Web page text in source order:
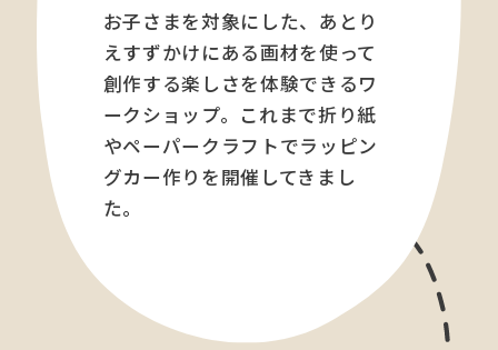
お子さまを対象にした、あとり
えすずかけにある画材を使って
創作する楽しさを体験できるワ
ークショップ。これまで折り紙
やペーパークラフトでラッピン
グカー作りを開催してきまし
た。